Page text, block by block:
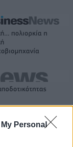
Personal
πολιορκία η
«Όταν σου